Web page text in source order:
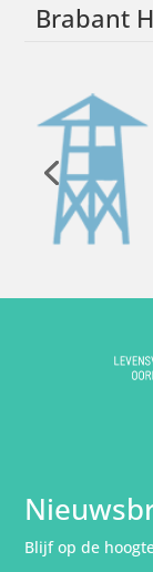
Brabant
Blijf op de